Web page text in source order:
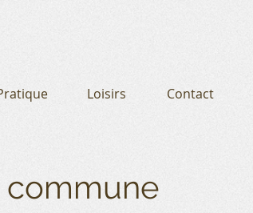
Loisirs Contact
commune